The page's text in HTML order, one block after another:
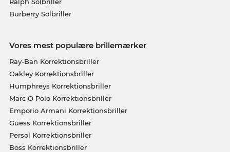
Burberry Solbriller
Vores mest populære brillemærker
Ray-Ban Korrektionsbriller
Oakley Korrektionsbriller
Humphreys Korrektionsbriller
Marc O Polo Korrektionsbriller
Emporio Armani Korrektionsbriller
Guess Korrektionsbriller
Persol Korrektionsbriller
Boss Korrektionsbriller